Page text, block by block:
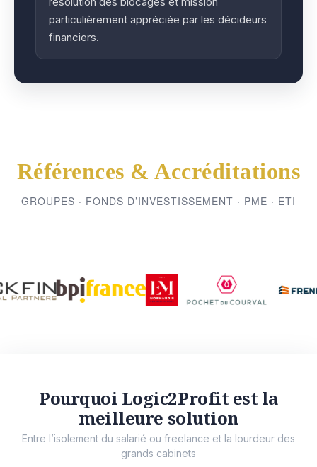
particulièrement appréciée par les décideurs
financiers.
Références & Accréditations
GROUPES · FONDS D’INVESTISSEMENT · PME · ETI
Pourquoi Logic2Profit est la
meilleure solution
Entre l’isolement du salarié ou freelance et la lourdeur des
grands cabinets